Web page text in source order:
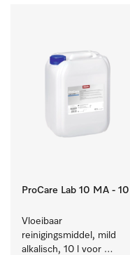
ProCare Lab 10 MA - 10 l
Vloeibaar
reinigingsmiddel, mild
alkalisch, 10 l voor